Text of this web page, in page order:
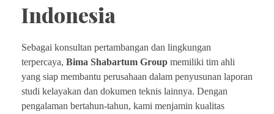
Indonesia
Sebagai konsultan pertambangan dan lingkungan
terpercaya, Bima Shabartum Group memiliki tim ahli
yang siap membantu perusahaan dalam penyusunan laporan
studi kelayakan dan dokumen teknis lainnya. Dengan
pengalaman bertahun-tahun, kami menjamin kualitas